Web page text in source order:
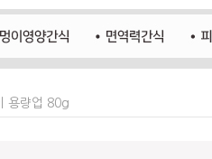
용량업 80g